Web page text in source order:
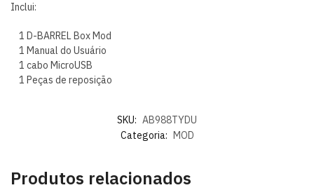
Inclui:
1 D-BARREL Box Mod
1 Manual do Usuário
1 cabo MicroUSB
1 Peças de reposição
SKU: AB988TYDU
Categoria: MOD
Produtos relacionados